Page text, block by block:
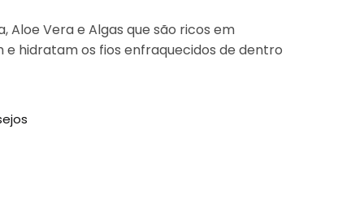
Aloe Vera e Algas que são ricos em
hidratam os fios enfraquecidos de dentro